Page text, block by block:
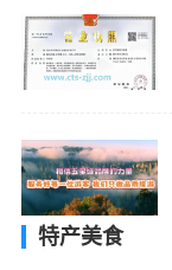
特产美食